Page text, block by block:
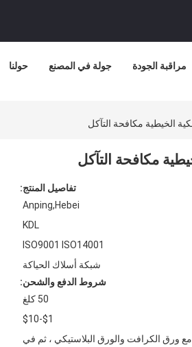
حولنا جولة في المصنع مراقبة الجودة
تفاصيل المنتج:
Anping,Hebei
KDL
ISO9001 ISO14001
شبكة أسلاك الحياكة
شروط الدفع والشحن:
50 كلغ
$1-$10
مع ورق الكرافت والورق البلاستيكي ، ثم في